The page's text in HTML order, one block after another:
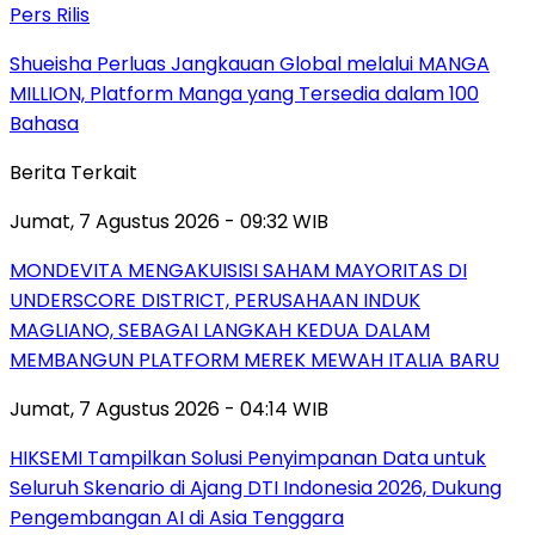
Pers Rilis
Shueisha Perluas Jangkauan Global melalui MANGA
MILLION, Platform Manga yang Tersedia dalam 100
Bahasa
Berita Terkait
Jumat, 7 Agustus 2026 - 09:32 WIB
MONDEVITA MENGAKUISISI SAHAM MAYORITAS DI
UNDERSCORE DISTRICT, PERUSAHAAN INDUK
MAGLIANO, SEBAGAI LANGKAH KEDUA DALAM
MEMBANGUN PLATFORM MEREK MEWAH ITALIA BARU
Jumat, 7 Agustus 2026 - 04:14 WIB
HIKSEMI Tampilkan Solusi Penyimpanan Data untuk
Seluruh Skenario di Ajang DTI Indonesia 2026, Dukung
Pengembangan AI di Asia Tenggara